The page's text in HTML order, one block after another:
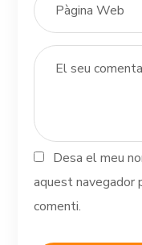
Desa el meu
aquest navegador
comenti.